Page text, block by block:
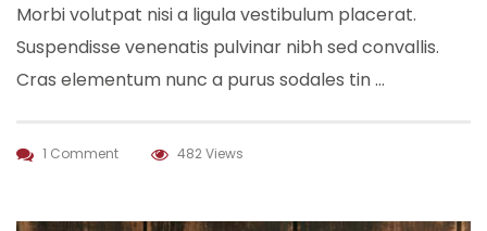
Morbi volutpat nisi a ligula vestibulum placerat.
Suspendisse venenatis pulvinar nibh sed convallis.
Cras elementum nunc a purus sodales tin …
1 Comment 482 Views